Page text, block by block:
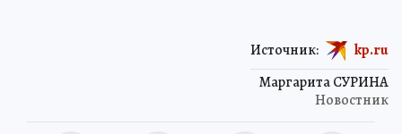
Маргарита СУРИНА
Новостник
Источник: kp.ru